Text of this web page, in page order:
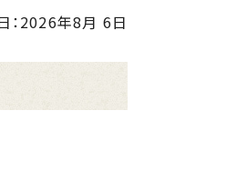
：2026年8月 6日